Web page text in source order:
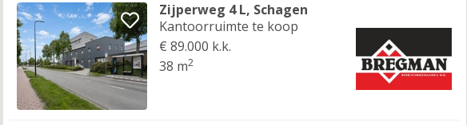
Zijperweg 4 L, Schagen
Kantoorruimte te koop
€ 89.000 k.k.
38 m2